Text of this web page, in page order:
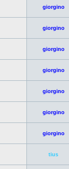
giorgino
giorgino
giorgino
giorgino
giorgino
giorgino
giorgino
tius